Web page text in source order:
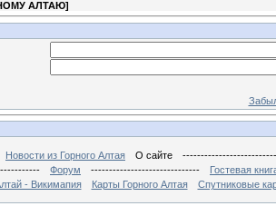
АЛТАЮ]
Новости из Горного Алтая О сайте
Форум ------------------------------
Гостевая
- Викимапия
Карты Горного Алтая Спутниковые